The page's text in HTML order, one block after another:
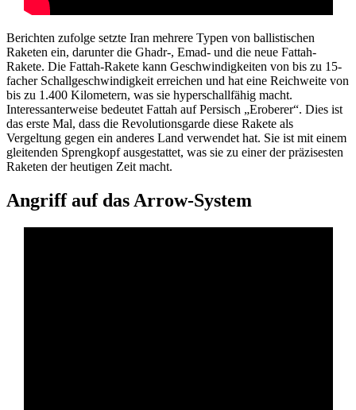
Berichten zufolge setzte Iran mehrere Typen von ballistischen
Raketen ein, darunter die Ghadr-, Emad- und die neue Fattah-
Rakete. Die Fattah-Rakete kann Geschwindigkeiten von bis zu 15-
facher Schallgeschwindigkeit erreichen und hat eine Reichweite von
bis zu 1.400 Kilometern, was sie hyperschallfähig macht.
Interessanterweise bedeutet Fattah auf Persisch „Eroberer“. Dies ist
das erste Mal, dass die Revolutionsgarde diese Rakete als
Vergeltung gegen ein anderes Land verwendet hat. Sie ist mit einem
gleitenden Sprengkopf ausgestattet, was sie zu einer der präzisesten
Raketen der heutigen Zeit macht.
Angriff auf das Arrow-System